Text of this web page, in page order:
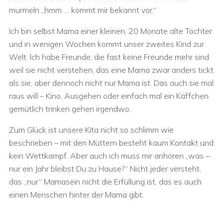
murmeln „hmm … kommt mir bekannt vor.“
Ich bin selbst Mama einer kleinen, 20 Monate alte Tochter
und in wenigen Wochen kommt unser zweites Kind zur
Welt. Ich habe Freunde, die fast keine Freunde mehr sind
weil sie nicht verstehen, das eine Mama zwar anders tickt
als sie, aber dennoch nicht nur Mama ist. Das auch sie mal
raus will – Kino, Ausgehen oder einfach mal ein Käffchen
gemütlich trinken gehen irgendwo.
Zum Glück ist unsere Kita nicht so schlimm wie
beschrieben – mit den Müttern besteht kaum Kontakt und
kein Wettkampf. Aber auch ich muss mir anhören „was –
nur ein Jahr bleibst Du zu Hause?“ Nicht jeder versteht,
das „nur“ Mamasein nicht die Erfüllung ist, das es auch
einen Menschen hinter der Mama gibt.